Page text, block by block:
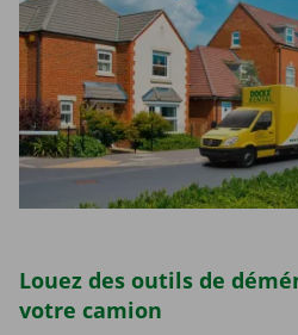
Louez des outils de
votre camion